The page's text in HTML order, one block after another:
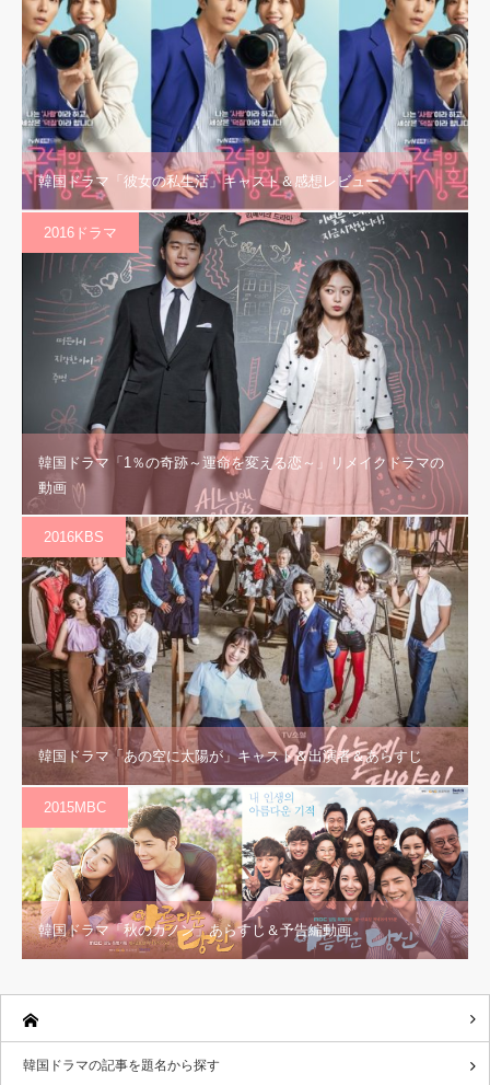
韓国ドラマ「彼女の私生活」キャスト＆感想レビュー
2016ドラマ
韓国ドラマ「1％の奇跡～運命を変える恋～」リメイクドラマの
動画
2016KBS
韓国ドラマ「あの空に太陽が」キャスト＆出演者＆あらすじ
2015MBC
韓国ドラマ「秋のカノン」あらすじ＆予告編動画
韓国ドラマの記事を題名から探す